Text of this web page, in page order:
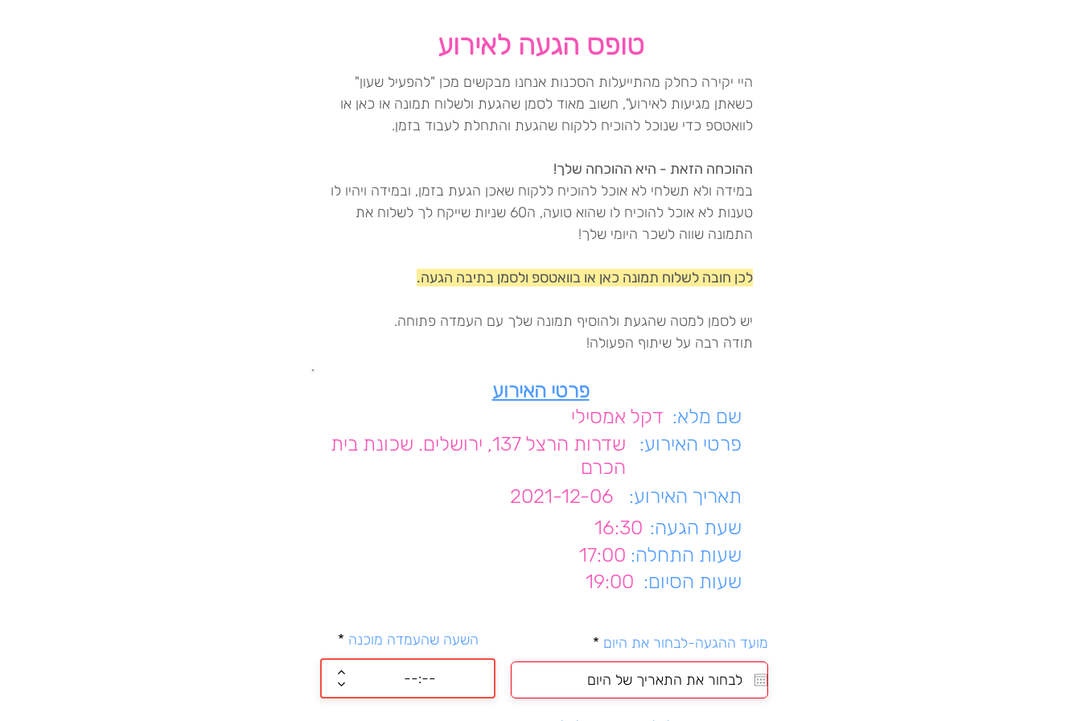
טופס הגעה לאירוע
היי יקירה כחלק מהתייעלות הסכנות אנחנו מבקשים מכן "להפעיל שעון"
כשאתן מגיעות לאירוע", חשוב מאוד לסמן שהגעת ולשלוח תמונה או כאן או
לוואטספ כדי שנוכל להוכיח ללקוח שהגעת והתחלת לעבוד בזמן.
ההוכחה הזאת - היא ההוכחה שלך!
במידה ולא תשלחי לא אוכל להוכיח ללקוח שאכן הגעת בזמן, ובמידה ויהיו לו
טענות לא אוכל להוכיח לו שהוא טועה, ה60 שניות שייקח לך לשלוח את
התמונה שווה לשכר היומי שלך!
לכן חובה לשלוח תמונה כאן או בוואטספ ולסמן בתיבה הגעה.
יש לסמן למטה שהגעת ולהוסיף תמונה שלך עם העמדה פתוחה.
תודה רבה על שיתוף הפעולה!
פרטי האירוע
שם מלא: דקל אמסילי
שדרות הרצל 137, ירושלים. שכונת בית
הכרם
פרטי האירוע:
2021-12-06
תאריך האירוע:
16:30 שעת הגעה:
17:00 שעות התחלה:
19:00 שעות הסיום:
השעה שהעמדה מוכנה מועד ההגעה-לבחור את היום *
u
i